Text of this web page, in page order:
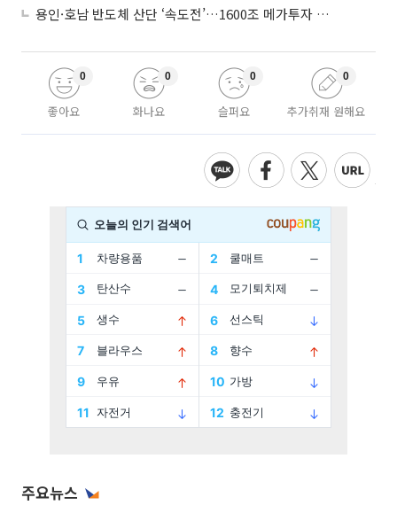
용인·호남 반도체 산단 ‘속도전’…1600조 메가투자 이행 총력
좋아요
0
화나요
0
슬퍼요
0
추가취재 원해요
0
주요뉴스